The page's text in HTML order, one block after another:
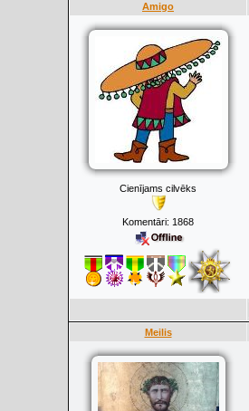
Amigo
Cienījams cilvēks
Komentāri: 1868
Meilis